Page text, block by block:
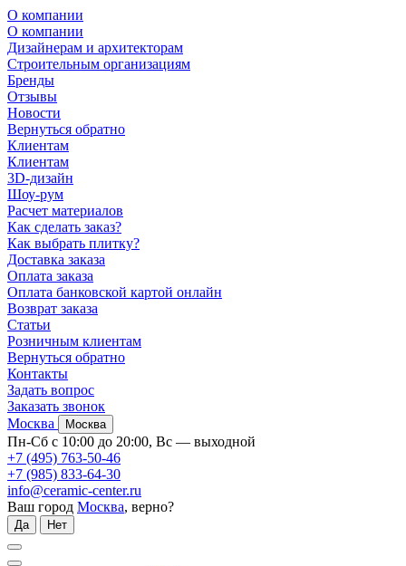
О компании
О компании
Дизайнерам и архитекторам
Строительным организациям
Бренды
Отзывы
Новости
Вернуться обратно
Клиентам
Клиентам
3D-дизайн
Шоу-рум
Расчет материалов
Как сделать заказ?
Как выбрать плитку?
Доставка заказа
Оплата заказа
Оплата банковской картой онлайн
Возврат заказа
Статьи
Розничным клиентам
Вернуться обратно
Контакты
Задать вопрос
Заказать звонок
Москва
Москва
Пн-Сб с 10:00 до 20:00, Вс — выходной
+7 (495) 763-50-46
+7 (985) 833-64-30
info@ceramic-center.ru
Ваш город Москва, верно?
Да Нет